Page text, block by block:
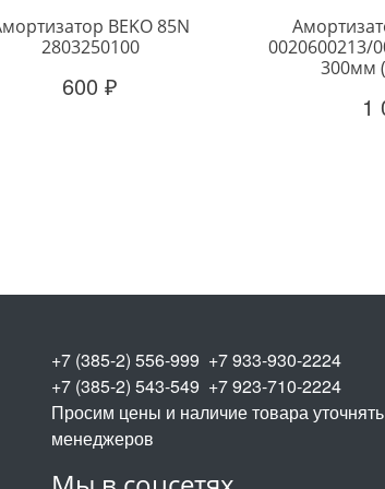
BEKO 85N
2803250100
600 ₽
0020600213/
300мм
1
+7 (385-2) 556-999 +7 933-930-2224
+7 (385-2) 543-549 +7 923-710-2224
Просим цены и наличие товара
менеджеров